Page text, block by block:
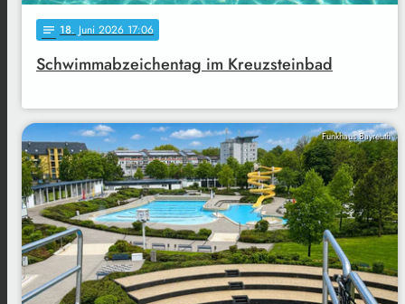
notes 18. Juni 2026 17:06
Schwimmabzeichentag im Kreuzsteinbad
Funkhaus Bayreuth